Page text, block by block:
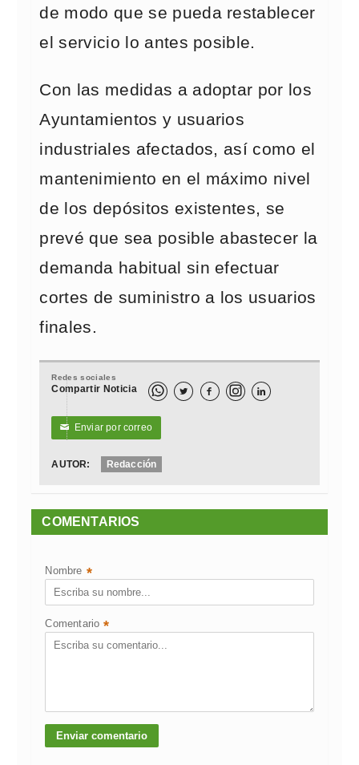
de modo que se pueda restablecer
el servicio lo antes posible.
Con las medidas a adoptar por los
Ayuntamientos y usuarios
industriales afectados, así como el
mantenimiento en el máximo nivel
de los depósitos existentes, se
prevé que sea posible abastecer la
demanda habitual sin efectuar
cortes de suministro a los usuarios
finales.
Redes sociales
Compartir Noticia   
✉ Enviar por correo
AUTOR: Redacción
COMENTARIOS
Nombre *
Comentario *